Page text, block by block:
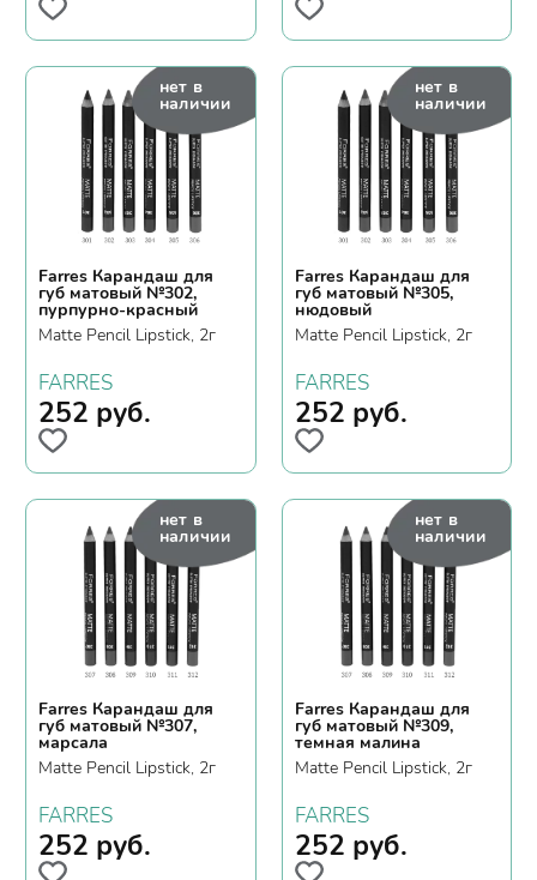
нет в
наличии
Farres Карандаш для
губ матовый №302,
пурпурно-красный
Matte Pencil Lipstick, 2г
FARRES
252 руб.
нет в
наличии
Farres Карандаш для
губ матовый №305,
нюдовый
Matte Pencil Lipstick, 2г
FARRES
252 руб.
нет в
наличии
Farres Карандаш для
губ матовый №307,
марсала
Matte Pencil Lipstick, 2г
FARRES
252 руб.
нет в
наличии
Farres Карандаш для
губ матовый №309,
темная малина
Matte Pencil Lipstick, 2г
FARRES
252 руб.